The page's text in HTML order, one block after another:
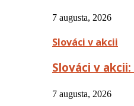
7 augusta, 2026
Slováci v akcii
Slováci v
7 augusta, 2026